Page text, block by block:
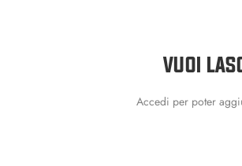
VUOI
Accedi per poter